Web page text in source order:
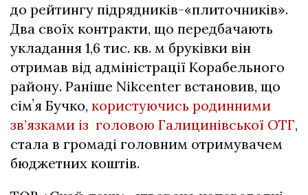
до рейтингу підрядників-«плиточників».
Два своїх контракти, що передбачають
укладання 1,6 тис. кв. м бруківки він
отримав від адміністрації Корабельного
району. Раніше Nikcenter встановив, що
сімʼя Бучко, користуючись родинними
зв’язками із головою Галицинівської ОТГ,
стала в громаді головним отримувачем
бюджетних коштів.